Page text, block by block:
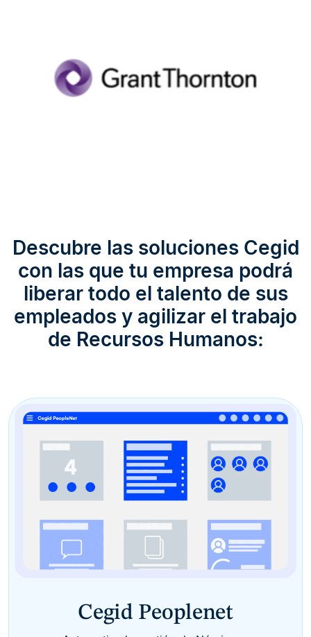
Descubre las soluciones Cegid
con las que tu empresa podrá
liberar todo el talento de sus
empleados y agilizar el trabajo
de Recursos Humanos:
Cegid Peoplenet